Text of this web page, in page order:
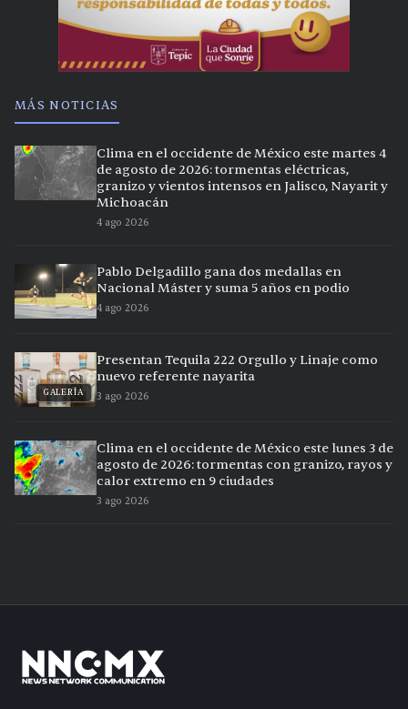
MÁS NOTICIAS
Clima en el occidente de México este martes 4
de agosto de 2026: tormentas eléctricas,
granizo y vientos intensos en Jalisco, Nayarit y
Michoacán
4 ago 2026
Pablo Delgadillo gana dos medallas en
Nacional Máster y suma 5 años en podio
4 ago 2026
GALERÍA
Presentan Tequila 222 Orgullo y Linaje como
nuevo referente nayarita
3 ago 2026
Clima en el occidente de México este lunes 3 de
agosto de 2026: tormentas con granizo, rayos y
calor extremo en 9 ciudades
3 ago 2026